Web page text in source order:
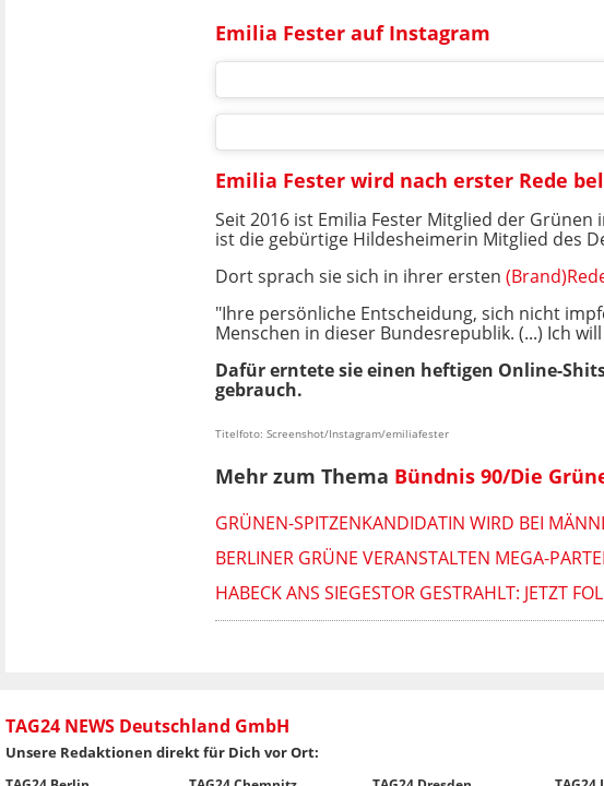
Emilia Fester auf Instagram
Emilia Fester wird nach erster Rede
Seit2016 ist Emilia Fester Mitglied der Grünen
ist die gebürtige Hildesheimerin Mitglied des
Dort sprach sie sich in ihrer ersten
"Ihre persönliche Entscheidung, sich nicht
Menschen in dieser Bundesrepublik. (...) Ich
Dafür erntete sie einen heftigen Online-
gebrauch.
Titelfoto: Screenshot/Instagram/emiliafester
Mehr zum Thema Bündnis 90/Die
GRÜNEN-SPITZENKANDIDATIN WIRD BEI
BERLINER GRÜNE VERANSTALTEN MEGA-
HABECK ANS SIEGESTOR GESTRAHLT: JETZT
TAG24 NEWS Deutschland GmbH
Unsere Redaktionen direkt für Dich vor Ort: